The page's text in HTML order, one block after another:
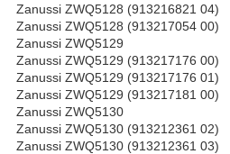
Zanussi ZWQ5128 (913216821 04)
Zanussi ZWQ5128 (913217054 00)
Zanussi ZWQ5129
Zanussi ZWQ5129 (913217176 00)
Zanussi ZWQ5129 (913217176 01)
Zanussi ZWQ5129 (913217181 00)
Zanussi ZWQ5130
Zanussi ZWQ5130 (913212361 02)
Zanussi ZWQ5130 (913212361 03)